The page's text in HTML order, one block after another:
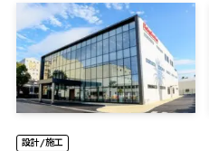
設計/施工